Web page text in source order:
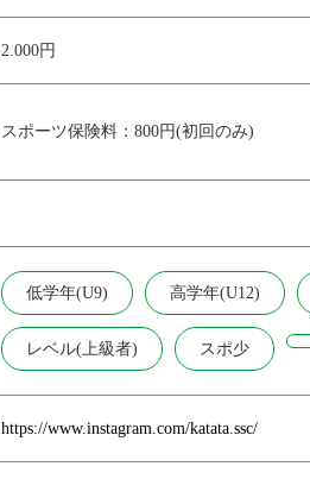
2.000円
スポーツ保険料：800円(初回のみ)
低学年(U9) 高学年(U12)
レベル(上級者) スポ少
https://www.instagram.com/katata.ssc/